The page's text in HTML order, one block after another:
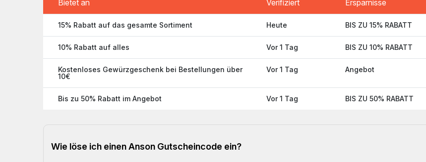
Bietet an Verifiziert Ersparnisse
15% Rabatt auf das gesamte Sortiment Heute BIS ZU 15% RABATT
10% Rabatt auf alles Vor 1 Tag BIS ZU 10% RABATT
Kostenloses Gewürzgeschenk bei Bestellungen über
10€
Vor 1 Tag Angebot
Bis zu 50% Rabatt im Angebot Vor 1 Tag BIS ZU 50% RABATT
Wie löse ich einen Anson Gutscheincode ein?